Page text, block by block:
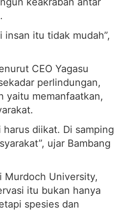
itu tidak mudah”,
CEO Yagasu
perlindungan,
yaitu memanfaatkan,
diikat. Di samping
ujar Bambang
Murdoch University,
itu bukan hanya
spesies dan